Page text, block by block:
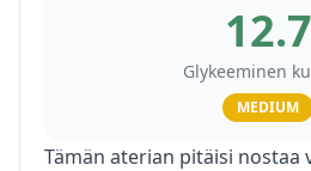
12.7
Glykeeminen
MEDIUM
Tämän aterian pitäisi nostaa